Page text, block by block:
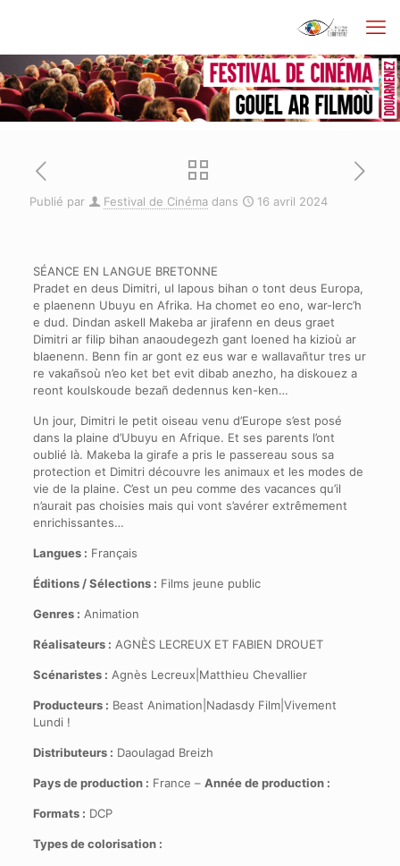
Publié par Festival de Cinéma dans 16 avril 2024
SÉANCE EN LANGUE BRETONNE
Pradet en deus Dimitri, ul lapous bihan o tont deus Europa,
e plaenenn Ubuyu en Afrika. Ha chomet eo eno, war-lerc’h
e dud. Dindan askell Makeba ar jirafenn en deus graet
Dimitri ar filip bihan anaoudegezh gant loened ha kizioù ar
blaenenn. Benn fin ar gont ez eus war e wallavañtur tres ur
re vakañsoù n’eo ket bet evit dibab anezho, ha diskouez a
reont koulskoude bezañ dedennus ken-ken…
Un jour, Dimitri le petit oiseau venu d’Europe s’est posé
dans la plaine d’Ubuyu en Afrique. Et ses parents l’ont
oublié là. Makeba la girafe a pris le passereau sous sa
protection et Dimitri découvre les animaux et les modes de
vie de la plaine. C’est un peu comme des vacances qu’il
n’aurait pas choisies mais qui vont s’avérer extrêmement
enrichissantes…
Langues : Français
Éditions / Sélections : Films jeune public
Genres : Animation
Réalisateurs : AGNÈS LECREUX ET FABIEN DROUET
Scénaristes : Agnès Lecreux|Matthieu Chevallier
Producteurs : Beast Animation|Nadasdy Film|Vivement
Lundi !
Distributeurs : Daoulagad Breizh
Pays de production : France – Année de production :
Formats : DCP
Types de colorisation :